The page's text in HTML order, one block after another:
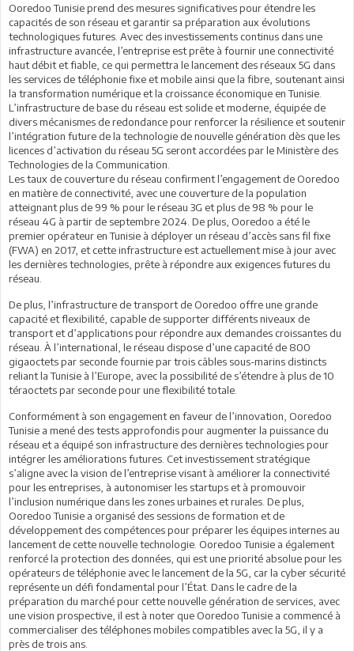
Ooredoo Tunisie prend des mesures significatives pour étendre les
capacités de son réseau et garantir sa préparation aux évolutions
technologiques futures. Avec des investissements continus dans une
infrastructure avancée, l’entreprise est prête à fournir une connectivité
haut débit et fiable, ce qui permettra le lancement des réseaux 5G dans
les services de téléphonie fixe et mobile ainsi que la fibre, soutenant ainsi
la transformation numérique et la croissance économique en Tunisie.
L’infrastructure de base du réseau est solide et moderne, équipée de
divers mécanismes de redondance pour renforcer la résilience et soutenir
l’intégration future de la technologie de nouvelle génération dès que les
licences d’activation du réseau 5G seront accordées par le Ministère des
Technologies de la Communication.
Les taux de couverture du réseau confirment l’engagement de Ooredoo
en matière de connectivité, avec une couverture de la population
atteignant plus de 99 % pour le réseau 3G et plus de 98 % pour le
réseau 4G à partir de septembre 2024. De plus, Ooredoo a été le
premier opérateur en Tunisie à déployer un réseau d’accès sans fil fixe
(FWA) en 2017, et cette infrastructure est actuellement mise à jour avec
les dernières technologies, prête à répondre aux exigences futures du
réseau.
De plus, l’infrastructure de transport de Ooredoo offre une grande
capacité et flexibilité, capable de supporter différents niveaux de
transport et d’applications pour répondre aux demandes croissantes du
réseau. À l’international, le réseau dispose d’une capacité de 800
gigaoctets par seconde fournie par trois câbles sous-marins distincts
reliant la Tunisie à l’Europe, avec la possibilité de s’étendre à plus de 10
téraoctets par seconde pour une flexibilité totale.
Conformément à son engagement en faveur de l’innovation, Ooredoo
Tunisie a mené des tests approfondis pour augmenter la puissance du
réseau et a équipé son infrastructure des dernières technologies pour
intégrer les améliorations futures. Cet investissement stratégique
s’aligne avec la vision de l’entreprise visant à améliorer la connectivité
pour les entreprises, à autonomiser les startups et à promouvoir
l’inclusion numérique dans les zones urbaines et rurales. De plus,
Ooredoo Tunisie a organisé des sessions de formation et de
développement des compétences pour préparer les équipes internes au
lancement de cette nouvelle technologie. Ooredoo Tunisie a également
renforcé la protection des données, qui est une priorité absolue pour les
opérateurs de téléphonie avec le lancement de la 5G, car la cyber sécurité
représente un défi fondamental pour l’État. Dans le cadre de la
préparation du marché pour cette nouvelle génération de services, avec
une vision prospective, il est à noter que Ooredoo Tunisie a commencé à
commercialiser des téléphones mobiles compatibles avec la 5G, il y a
près de trois ans.